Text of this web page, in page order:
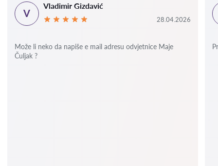
V
Vladimir Gizdavić
28.04.2026
Može li neko da napiše e mail adresu odvjetnice Maje
Čuljak ?